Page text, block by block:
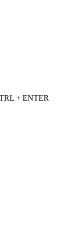
+ ENTER